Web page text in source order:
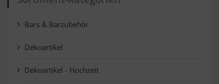
Bars & Barzubehör
Dekoartikel
Dekoartikel - Hochzeit